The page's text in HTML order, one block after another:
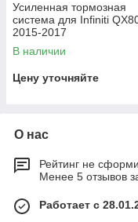
Усиленная тормозная
система для Infiniti
2015-2017
В наличии
Цену уточняйте
О нас
Рейтинг не
Менее 5 отзывов
Работает с